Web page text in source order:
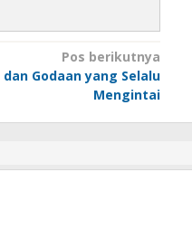
Pos berikutnya
Godaan yang Selalu
Mengintai